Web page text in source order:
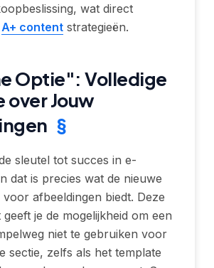
wat direct
A+ contentstrategieën.
Optie": Volledige
over Jouw
§
sleutel tot succes in e-
dat is precies wat de nieuwe
afbeeldingen biedt. Deze
je de mogelijkheid om een
niet te gebruiken voor
sectie, zelfs als het template